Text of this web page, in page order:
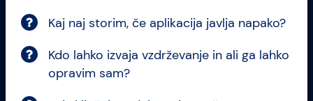
Kaj naj storim, če aplikacija javlja napako?
Kdo lahko izvaja vzdrževanje in ali ga lahko
opravim sam?